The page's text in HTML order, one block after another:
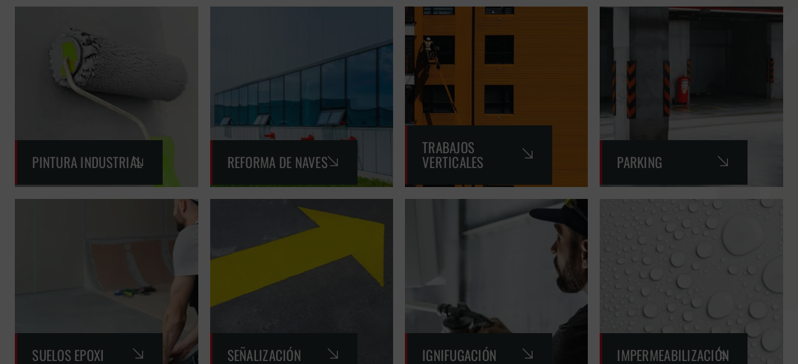
PINTURA INDUSTRIAL REFORMA DE NAVES
TRABAJOS
VERTICALES PARKING
SUELOS EPOXI SEÑALIZACIÓN IGNIFUGACIÓN IMPERMEABILIZACIÓN